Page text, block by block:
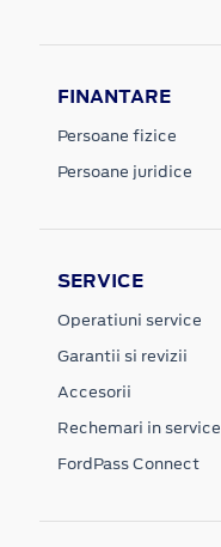
FINANTARE
Persoane fizice
Persoane juridice
SERVICE
Operatiuni service
Garantii si revizii
Accesorii
Rechemari in service
FordPass Connect